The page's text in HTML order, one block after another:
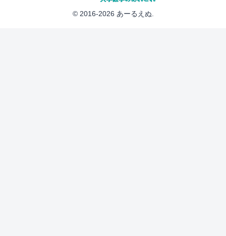
© 2016-2026 あーるえぬ.